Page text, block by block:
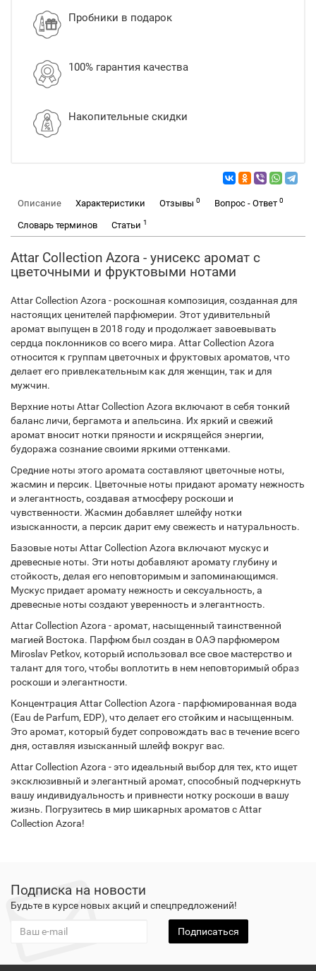
Пробники в подарок
100% гарантия качества
Накопительные скидки
Описание Характеристики Отзывы 0 Вопрос - Ответ 0
Словарь терминов Статьи 1
Attar Collection Azora - унисекс аромат с
цветочными и фруктовыми нотами
Attar Collection Azora - роскошная композиция, созданная для
настоящих ценителей парфюмерии. Этот удивительный
аромат выпущен в 2018 году и продолжает завоевывать
сердца поклонников со всего мира. Attar Collection Azora
относится к группам цветочных и фруктовых ароматов, что
делает его привлекательным как для женщин, так и для
мужчин.
Верхние ноты Attar Collection Azora включают в себя тонкий
баланс личи, бергамота и апельсина. Их яркий и свежий
аромат вносит нотки пряности и искрящейся энергии,
будоража сознание своими яркими оттенками.
Средние ноты этого аромата составляют цветочные ноты,
жасмин и персик. Цветочные ноты придают аромату нежность
и элегантность, создавая атмосферу роскоши и
чувственности. Жасмин добавляет шлейфу нотки
изысканности, а персик дарит ему свежесть и натуральность.
Базовые ноты Attar Collection Azora включают мускус и
древесные ноты. Эти ноты добавляют аромату глубину и
стойкость, делая его неповторимым и запоминающимся.
Мускус придает аромату нежность и сексуальность, а
древесные ноты создают уверенность и элегантность.
Attar Collection Azora - аромат, насыщенный таинственной
магией Востока. Парфюм был создан в ОАЭ парфюмером
Miroslav Petkov, который использовал все свое мастерство и
талант для того, чтобы воплотить в нем неповторимый образ
роскоши и элегантности.
Концентрация Attar Collection Azora - парфюмированная вода
(Eau de Parfum, EDP), что делает его стойким и насыщенным.
Это аромат, который будет сопровождать вас в течение всего
дня, оставляя изысканный шлейф вокруг вас.
Attar Collection Azora - это идеальный выбор для тех, кто ищет
эксклюзивный и элегантный аромат, способный подчеркнуть
вашу индивидуальность и привнести нотку роскоши в вашу
жизнь. Погрузитесь в мир шикарных ароматов с Attar
Collection Azora!
Подписка на новости
Будьте в курсе новых акций и спецпредложений!
Подписаться